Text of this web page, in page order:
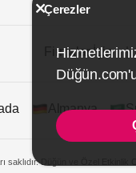
Firmalar İçin
Almanya
Düğün ve Özel Etkinlik
Çerezler